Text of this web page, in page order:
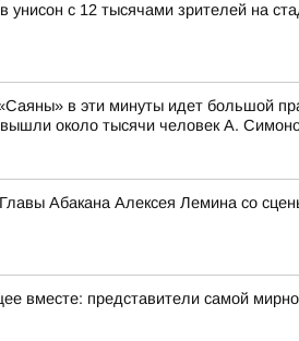
унисон с 12 тысячами зрителей на
в эти минуты идет большой
около тысячи человек А.
Абакана Алексея Лемина со
вместе: представители самой